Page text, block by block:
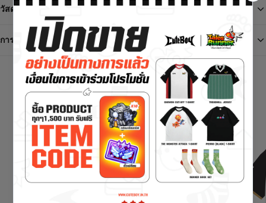
วัสดุ/การดูแล
การจัดส่ง / การเปลี่ยนสินค้า / การคืนสินค้า
- RECOMMENDED FOR YOU -